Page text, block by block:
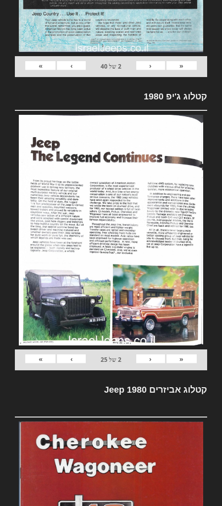
«
‹
2של40
›
»
קטלוג ג'יפ 1980
«
‹
2של25
›
»
קטלוג אביזרים Jeep 1980